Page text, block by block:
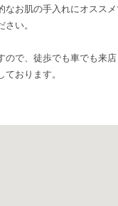
なお肌の手入れにオスス
い。
ので、徒歩でも車でも来
おります。